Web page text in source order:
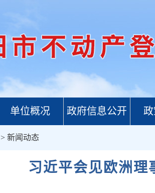
单位概况 政府信息公开
> 新闻动态
习近平会见欧洲理